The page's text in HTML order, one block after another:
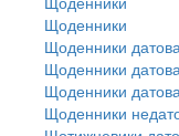
Щоденники
Щоденники
Щоденники
Щоденники
Щоденники